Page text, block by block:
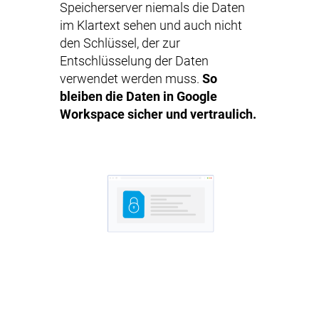
Speicherserver niemals die Daten
im Klartext sehen und auch nicht
den Schlüssel, der zur
Entschlüsselung der Daten
verwendet werden muss. So
bleiben die Daten in Google
Workspace sicher und vertraulich.